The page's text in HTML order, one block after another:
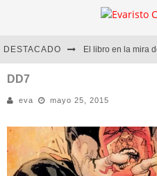
DESTACADO
Diego Meret | Hotel
Alejandra Correa |
DD7
eva mayo 25, 2015